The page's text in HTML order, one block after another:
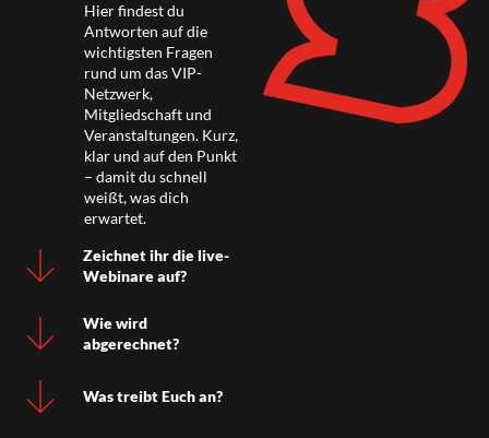
Hier findest du
Antworten auf die
wichtigsten Fragen
rund um das VIP-
Netzwerk,
Mitgliedschaft und
Veranstaltungen. Kurz,
klar und auf den Punkt
– damit du schnell
weißt, was dich
erwartet.
Zeichnet ihr die live-
Webinare auf?
Wie wird
abgerechnet?
Was treibt Euch an?